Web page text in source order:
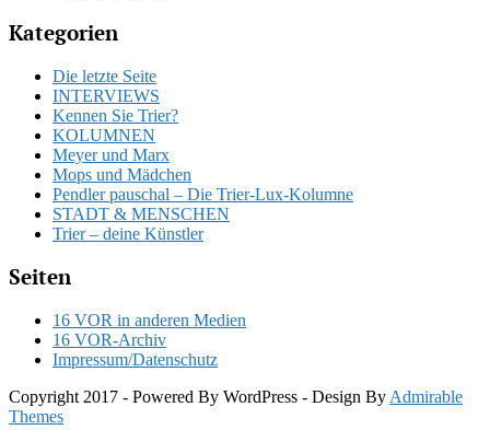
Kategorien
Die letzte Seite
INTERVIEWS
Kennen Sie Trier?
KOLUMNEN
Meyer und Marx
Mops und Mädchen
Pendler pauschal – Die Trier-Lux-Kolumne
STADT & MENSCHEN
Trier – deine Künstler
Seiten
16 VOR in anderen Medien
16 VOR-Archiv
Impressum/Datenschutz
Copyright 2017 - Powered By WordPress - Design By Admirable
Themes